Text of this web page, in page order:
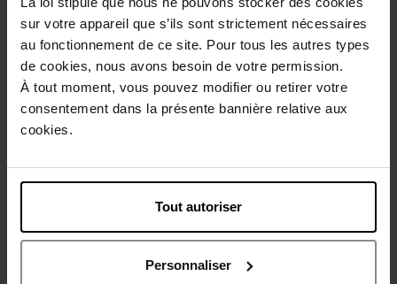
sur votre appareil que s’ils sont strictement nécessaires
au fonctionnement de ce site. Pour tous les autres types
de cookies, nous avons besoin de votre permission.
À tout moment, vous pouvez modifier ou retirer votre
consentement dans la présente bannière relative aux
cookies.
Tout autoriser
Personnaliser
Beschrijving
Gebruiksadvies
Karakteristieken
Nog iets vergeten ?